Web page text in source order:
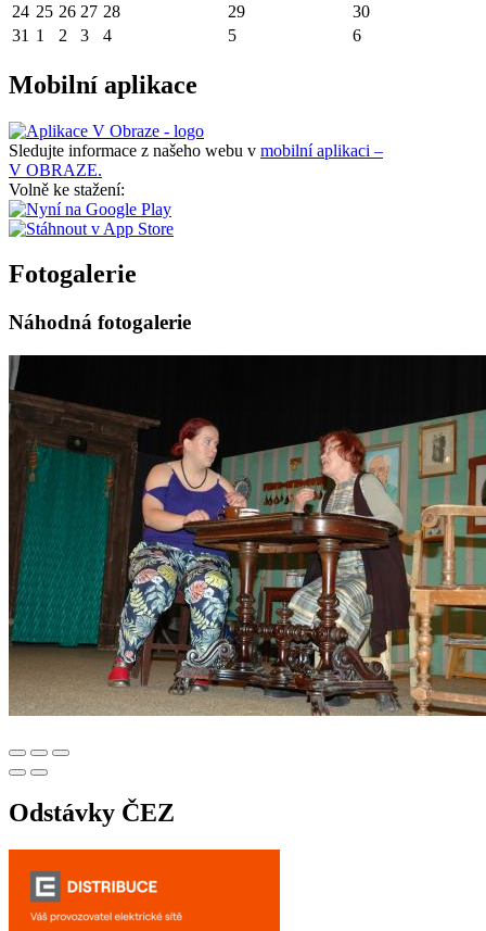
24 25 26 27 28 29
30
31 1 2 3 4 5 6
Mobilní aplikace
Sledujte informace z našeho webu v mobilní aplikaci –
V OBRAZE.
Volně ke stažení:
Fotogalerie
Náhodná fotogalerie
Odstávky ČEZ